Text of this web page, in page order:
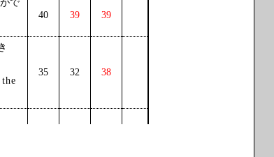
で
40 39 39
35 32 38